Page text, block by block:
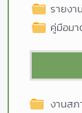
รายง
คู่มือม
งานสภ